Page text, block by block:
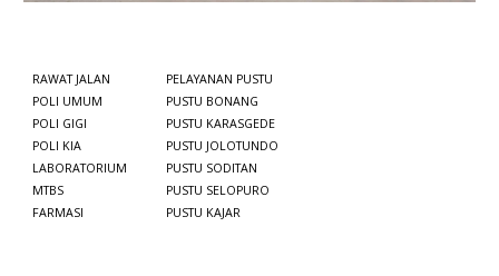
RAWAT JALAN
PELAYANAN PUSTU
POLI UMUM
PUSTU BONANG
POLI GIGI
PUSTU KARASGEDE
POLI KIA
PUSTU JOLOTUNDO
LABORATORIUM
PUSTU SODITAN
MTBS
PUSTU SELOPURO
FARMASI
PUSTU KAJAR